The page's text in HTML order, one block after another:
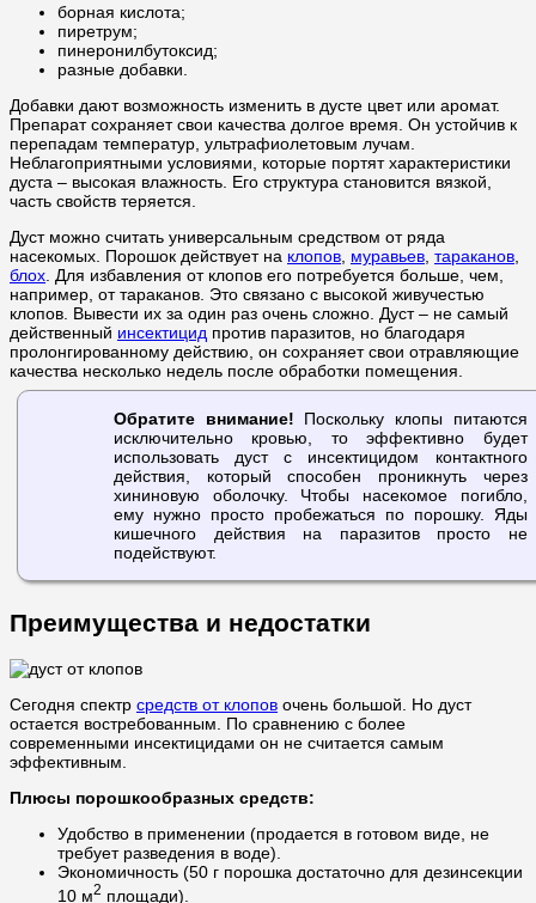
борная кислота;
пиретрум;
пинеронилбутоксид;
разные добавки.
Добавки дают возможность изменить в дусте цвет или аромат.
Препарат сохраняет свои качества долгое время. Он устойчив к
перепадам температур, ультрафиолетовым лучам.
Неблагоприятными условиями, которые портят характеристики
дуста – высокая влажность. Его структура становится вязкой,
часть свойств теряется.
Дуст можно считать универсальным средством от ряда
насекомых. Порошок действует на клопов муравьев тараканов
блох . Для избавления от клопов его потребуется больше, чем,
например, от тараканов. Это связано с высокой живучестью
клопов. Вывести их за один раз очень сложно. Дуст – не самый
действенный инсектицид против паразитов, но благодаря
пролонгированному действию, он сохраняет свои отравляющие
качества несколько недель после обработки помещения.
Обратите внимание! Поскольку клопы питаются
исключительно кровью, то эффективно будет
использовать дуст с инсектицидом контактного
действия, который способен проникнуть через
хининовую оболочку. Чтобы насекомое погибло,
ему нужно просто пробежаться по порошку. Яды
кишечного действия на паразитов просто не
подействуют.
Преимущества и недостатки
Сегодня спектр средств от клопов очень большой. Но дуст
остается востребованным. По сравнению с более
современными инсектицидами он не считается самым
эффективным.
Плюсы порошкообразных средств:
Удобство в применении (продается в готовом виде, не
требует разведения в воде).
Экономичность (50 г порошка достаточно для дезинсекции
10 м2 площади).